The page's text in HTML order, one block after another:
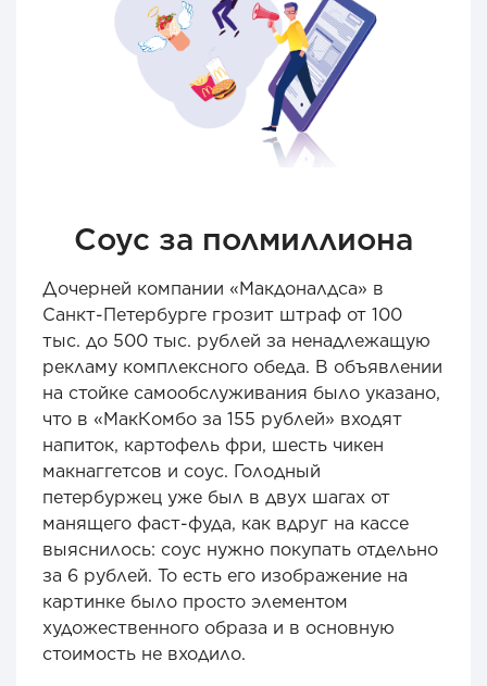
Соус за полмиллиона
Дочерней компании «Макдоналдса» в
Санкт-Петербурге грозит штраф от 100
тыс. до 500 тыс. рублей за ненадлежащую
рекламу комплексного обеда. В объявлении
на стойке самообслуживания было указано,
что в «МакКомбо за 155 рублей» входят
напиток, картофель фри, шесть чикен
макнаггетсов и соус. Голодный
петербуржец уже был в двух шагах от
манящего фаст-фуда, как вдруг на кассе
выяснилось: соус нужно покупать отдельно
за 6 рублей. То есть его изображение на
картинке было просто элементом
художественного образа и в основную
стоимость не входило.